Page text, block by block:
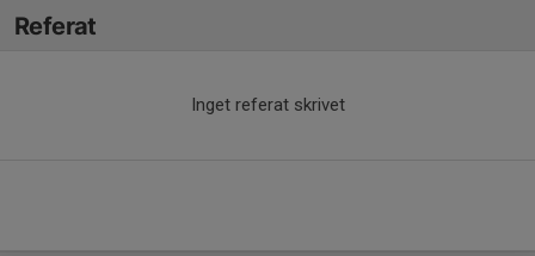
Referat
Inget referat skrivet